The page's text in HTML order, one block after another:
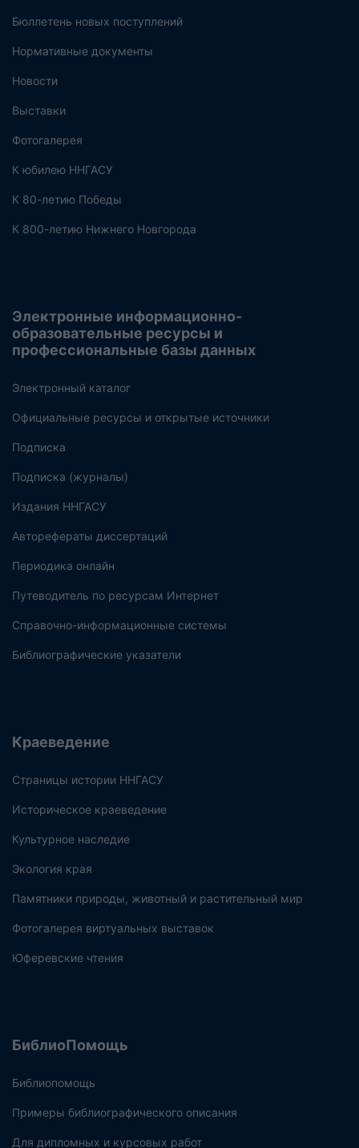
Бюллетень новых поступлений
Нормативные документы
Новости
Выставки
Фотогалерея
К юбилею ННГАСУ
К 80-летию Победы
К 800-летию Нижнего Новгорода
Электронные информационно-
образовательные ресурсы и
профессиональные базы данных
Электронный каталог
Официальные ресурсы и открытые источники
Подписка
Подписка (журналы)
Издания ННГАСУ
Авторефераты диссертаций
Периодика онлайн
Путеводитель по ресурсам Интернет
Справочно-информационные системы
Библиографические указатели
Краеведение
Страницы истории ННГАСУ
Историческое краеведение
Культурное наследие
Экология края
Памятники природы, животный и растительный мир
Фотогалерея виртуальных выставок
Юферевские чтения
БиблиоПомощь
Библиопомощь
Примеры библиографического описания
Для дипломных и курсовых работ